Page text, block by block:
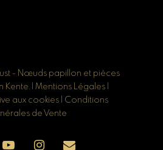
- Nœuds papillon et pièces
Kente. | Mentions Légales
aux cookies
Conditions
de Vente
youtubeinstagramemail